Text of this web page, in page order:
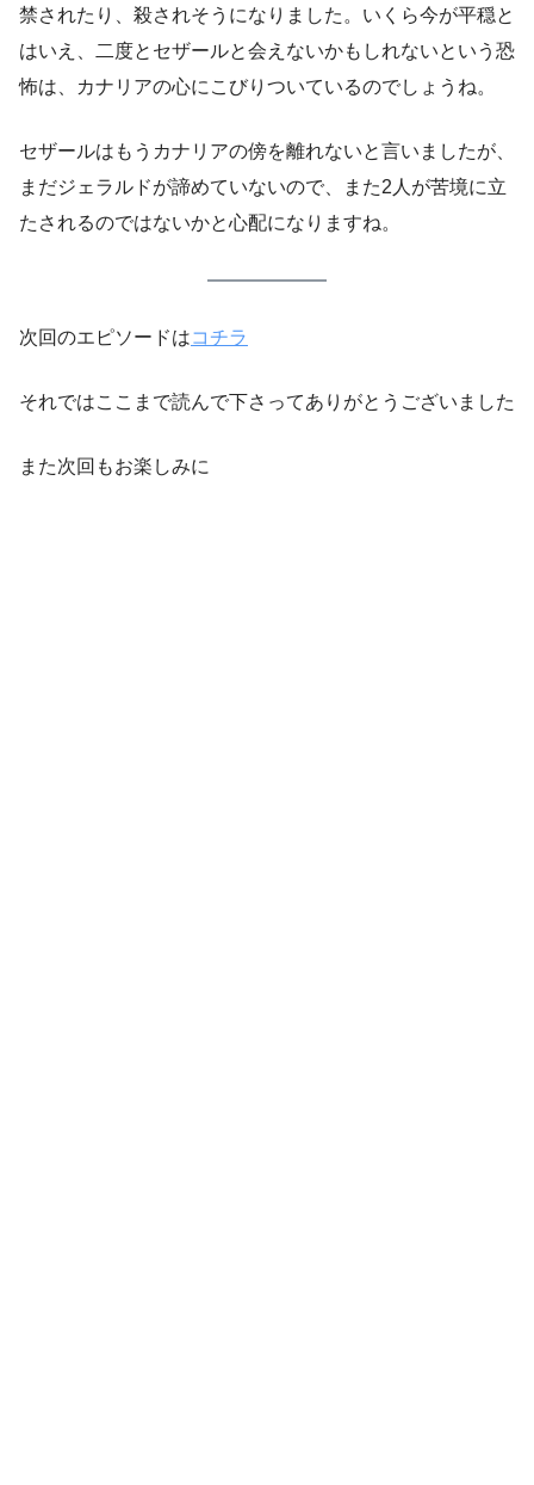
禁されたり、殺されそうになりました。いくら今が平穏と
はいえ、二度とセザールと会えないかもしれないという恐
怖は、カナリアの心にこびりついているのでしょうね。
セザールはもうカナリアの傍を離れないと言いましたが、
まだジェラルドが諦めていないので、また2人が苦境に立
たされるのではないかと心配になりますね。
次回のエピソードはコチラ
それではここまで読んで下さってありがとうございました
また次回もお楽しみに